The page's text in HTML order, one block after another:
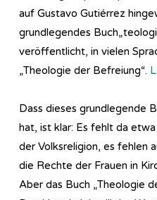
auf Gustavo Gutiérrez
grundlegendes
veröffentlicht, in vielen
„Theologie der Befreiung“.
Dass dieses grundlegende
hat, ist klar: Es fehlt da
der Volksreligion, es fehlen
die Rechte der Frauen in
Aber das Buch „Theologie